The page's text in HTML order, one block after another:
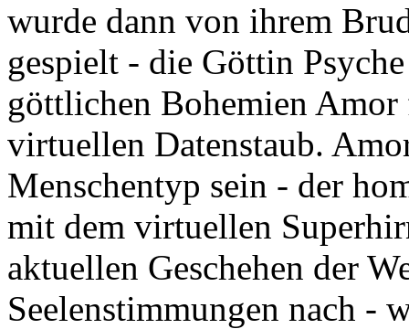
wurde dann von ihrem
gespielt - die Göttin
göttlichen Bohemien
virtuellen Datenstaub.
Menschentyp sein - der
mit dem virtuellen
aktuellen Geschehen der
Seelenstimmungen nach -